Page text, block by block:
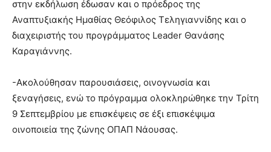
στην εκδήλωση έδωσαν και ο πρόεδρος της
Αναπτυξιακής Ημαθίας Θεόφιλος Τεληγιαννίδης και ο
διαχειριστής του προγράμματος Leader Θανάσης
Καραγιάννης.
-Ακολούθησαν παρουσιάσεις, οινογνωσία και
ξεναγήσεις, ενώ το πρόγραμμα ολοκληρώθηκε την Τρίτη
9 Σεπτεμβρίου με επισκέψεις σε έξι επισκέψιμα
οινοποιεία της ζώνης ΟΠΑΠ Νάουσας.